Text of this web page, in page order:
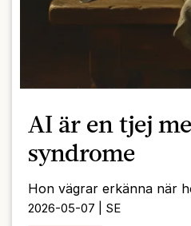
AI är en tjej
syndrome
Hon vägrar erkänna när
2026-05-07 | SE